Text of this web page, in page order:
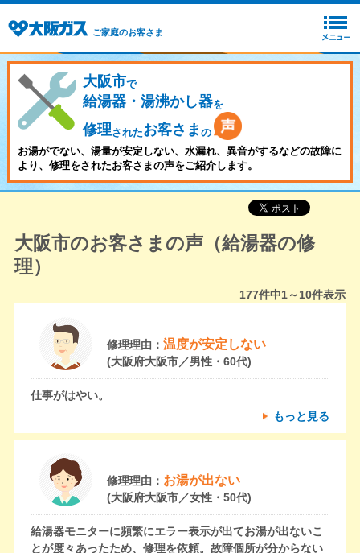
ご家庭のお客さま
大阪市で
給湯器・湯沸かし器を
修理されたお客さま の
お湯がでない、湯量が安定しない、水漏れ、異音がするなどの故障に
より、修理をされたお客さまの声をご紹介します。
大阪市のお客さまの声（給湯器の修
理）
177件中1～10件表示
修理理由： 温度が安定しない
(大阪府大阪市／男性・60代)
仕事がはやい。
もっと見る
修理理由： お湯が出ない
(大阪府大阪市／女性・50代)
給湯器モニターに頻繁にエラー表示が出てお湯が出ないこ
とが度々あったため、修理を依頼。故障個所が分からない